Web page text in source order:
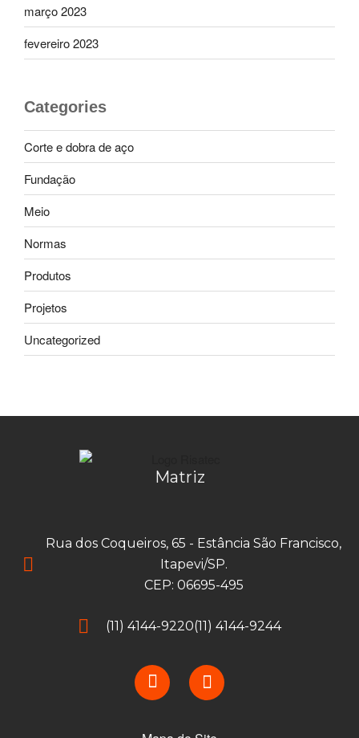
março 2023
fevereiro 2023
Categories
Corte e dobra de aço
Fundação
Meio
Normas
Produtos
Projetos
Uncategorized
Matriz
Rua dos Coqueiros, 65 - Estância São Francisco,
Itapevi/SP.
CEP: 06695-495
(11) 4144-9220(11) 4144-9244